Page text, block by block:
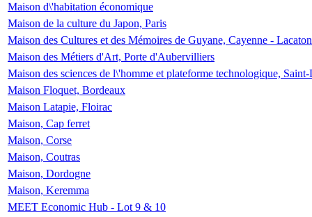
Maison d\'habitation économique
Maison de la culture du Japon, Paris
Maison des Cultures et des Mémoires de Guyane, Cayenne -
Maison des Métiers d'Art, Porte d'Aubervilliers
Maison des sciences de l\'homme et plateforme technologique,
Maison Floquet, Bordeaux
Maison Latapie, Floirac
Maison, Cap ferret
Maison, Corse
Maison, Coutras
Maison, Dordogne
Maison, Keremma
MEET Economic Hub - Lot 9 & 10